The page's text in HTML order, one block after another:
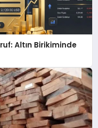
Altın Birikiminde